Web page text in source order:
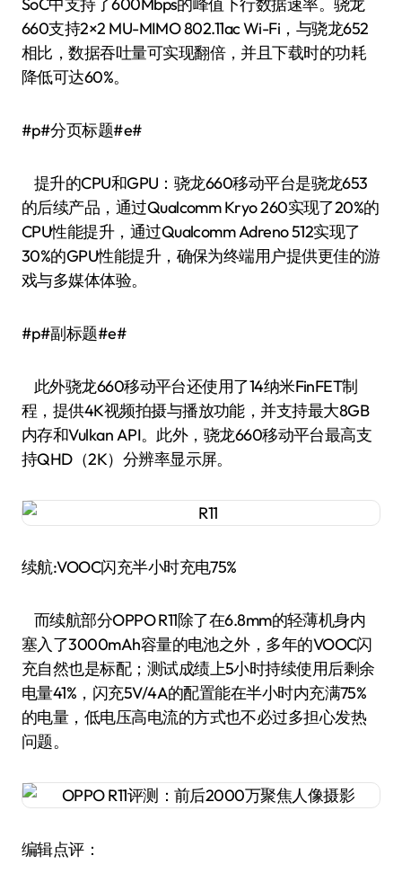
660支持2×2 MU-MIMO 802.11ac Wi-Fi，与骁龙652
相比，数据吞吐量可实现翻倍，并且下载时的功耗
降低可达60%。
#p#分页标题#e#
提升的CPU和GPU：骁龙660移动平台是骁龙653
的后续产品，通过Qualcomm Kryo 260实现了20%的
CPU性能提升，通过Qualcomm Adreno 512实现了
30%的GPU性能提升，确保为终端用户提供更佳的游
戏与多媒体体验。
#p#副标题#e#
此外骁龙660移动平台还使用了14纳米FinFET制
程，提供4K视频拍摄与播放功能，并支持最大8GB
内存和Vulkan API。此外，骁龙660移动平台最高支
持QHD（2K）分辨率显示屏。
续航:VOOC闪充半小时充电75%
而续航部分OPPO R11除了在6.8mm的轻薄机身内
塞入了3000mAh容量的电池之外，多年的VOOC闪
充自然也是标配；测试成绩上5小时持续使用后剩余
电量41%，闪充5V/4A的配置能在半小时内充满75%
的电量，低电压高电流的方式也不必过多担心发热
问题。
编辑点评：